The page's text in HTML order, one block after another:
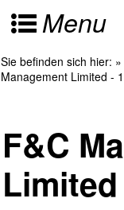
Menu
Sie befinden sich hier: »
Management Limited -
F&C
Limited